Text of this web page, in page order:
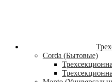
Corda (Бытовые)